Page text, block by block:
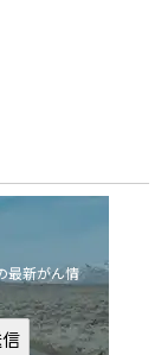
最新がん情